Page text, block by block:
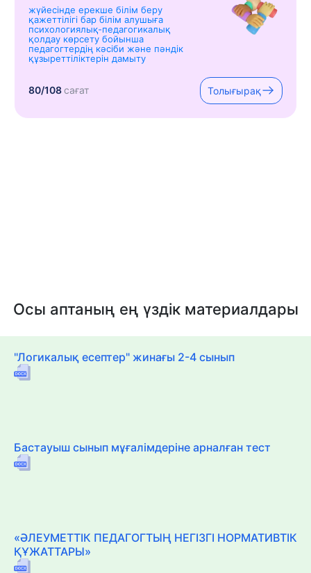
жүйесінде ерекше білім беру
қажеттілігі бар білім алушыға
психологиялық-педагогикалық
қолдау көрсету бойынша
педагогтердің кәсіби және пәндік
құзыреттіліктерін дамыту
80/108сағат Толығырақ
Осы аптаның ең үздік материалдары
"Логикалық есептер" жинағы 2-4 сынып
Бастауыш сынып мұғалімдеріне арналған тест
«ӘЛЕУМЕТТІК ПЕДАГОГТЫҢ НЕГІЗГІ НОРМАТИВТІК
ҚҰЖАТТАРЫ»